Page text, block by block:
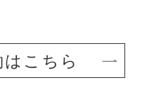
こちら